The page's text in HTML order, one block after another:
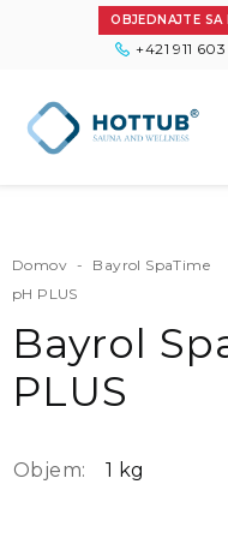
OBJEDNAJTE
+421 911
Domov -
Bayrol SpaTime
pH PLUS
Bayrol
PLUS
Objem: 1 kg